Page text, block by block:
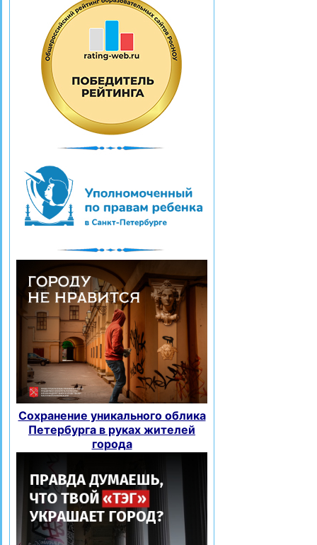
Сохранение уникального облика
Петербурга в руках жителей
города